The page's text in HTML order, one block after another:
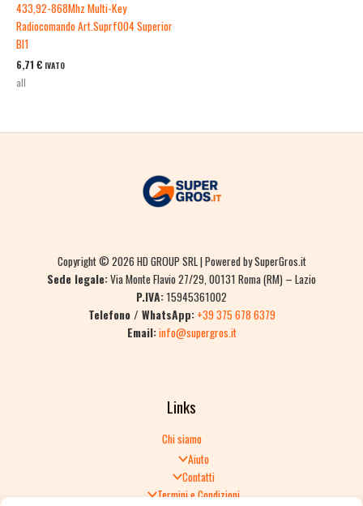
433,92-868Mhz Multi-Key
Radiocomando Art.Suprf004 Superior
Bl1
6,71 € IVATO
all
Copyright © 2026 HD GROUP SRL | Powered by SuperGros.it
Sede legale:Via Monte Flavio 27/29, 00131 Roma (RM) – Lazio
P.IVA:15945361002
Telefono / WhatsApp: +39 375 678 6379
Email:info@supergros.it
Links
Chi siamo
Aiuto
Contatti
Termini e Condizioni